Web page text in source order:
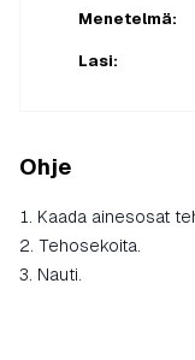
Menetelmä:
Lasi:
Ohje
Kaada ainesosat
Tehosekoita.
Nauti.